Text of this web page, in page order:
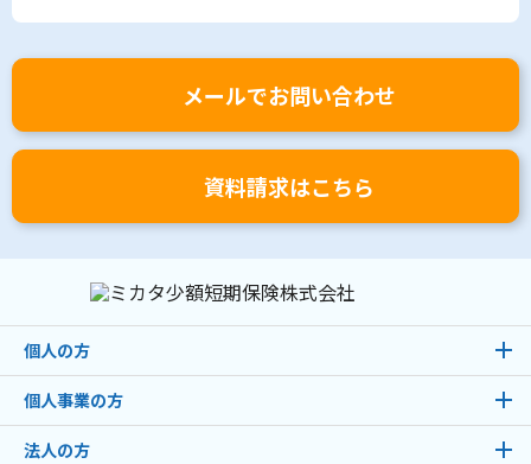
メールでお問い合わせ
資料請求はこちら
個人の方
個人事業の方
法人の方